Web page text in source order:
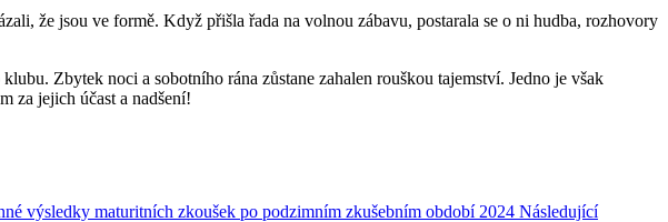
že jsou ve formě. Když přišla řada na volnou zábavu, postarala se o ni hudba, rozhovory
Zbytek noci a sobotního rána zůstane zahalen rouškou tajemství. Jedno je však
za jejich účast a nadšení!
výsledky maturitních zkoušek po podzimním zkušebním období 2024 Následující